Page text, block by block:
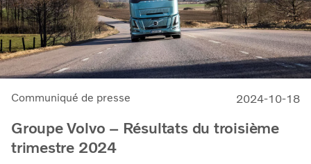
Communiqué de presse 2024-10-18
Groupe Volvo – Résultats du troisième
trimestre 2024